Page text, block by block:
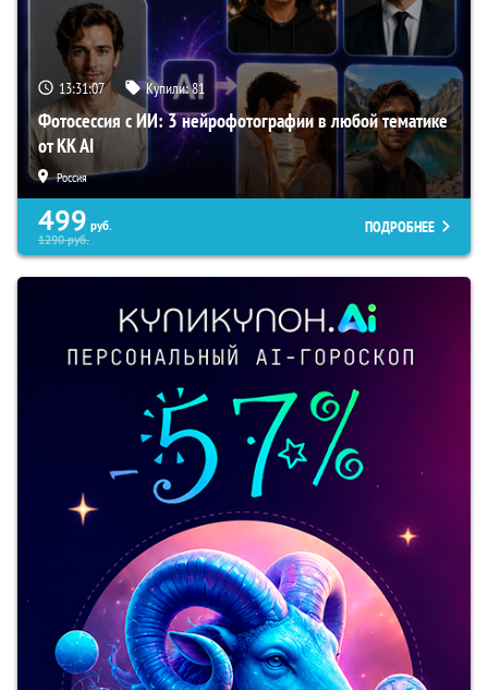
13:31:06 Купили:81
Фотосессия с ИИ: 3 нейрофотографии в любой тематике
от KK AI
Россия
499 руб.
1290руб.
ПОДРОБНЕЕ